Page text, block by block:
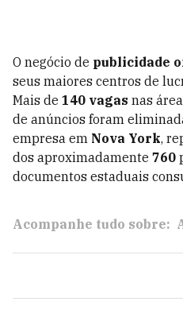
O negócio de publicidade
seus maiores centros de
Mais de 140 vagas nas
de anúncios foram
empresa em Nova York,
dos aproximadamente 760
documentos estaduais
Acompanhe tudo sobre: